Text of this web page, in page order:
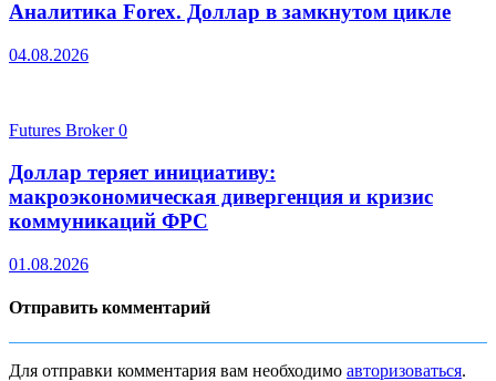
Аналитика Forex. Доллар в замкнутом цикле
04.08.2026
Futures Broker0
Доллар теряет инициативу:
макроэкономическая дивергенция и кризис
коммуникаций ФРС
01.08.2026
Отправить комментарий
Для отправки комментария вам необходимо авторизоваться.